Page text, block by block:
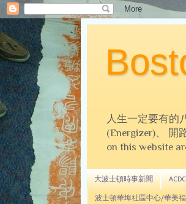
人生一定要有的
(Energizer)、 開
on this website
大波士頓時事新聞
波士頓華埠社區中心/華美